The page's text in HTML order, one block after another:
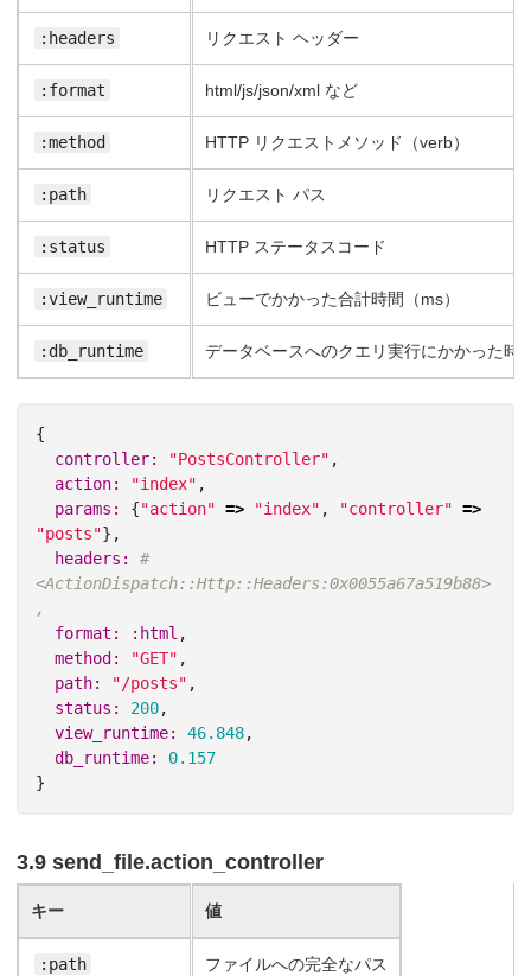
リクエスト ヘッダー
html/js/json/xml など
HTTP リクエストメソッド（verb）
リクエスト パス
HTTP ステータスコード
ビューでかかった合計時間（ms）
データベースへのクエリ実行にかかった時
:headers
:format
:method
:path
:status
:view_runtime
:db_runtime
{
controller:
"PostsController" ,
action:
"index" ,
params: {"action" => "index" , "controller" =>
"posts"},
headers: #
<ActionDispatch::Http::Headers:0x0055a67a519b88>
,
format: :html ,
method:
"GET" ,
path:
"/posts" ,
status: 200,
view_runtime: 46.848,
db_runtime: 0.157
}
3.9 send_file.action_controller
値
ファイルへの完全なパス
キー
:path